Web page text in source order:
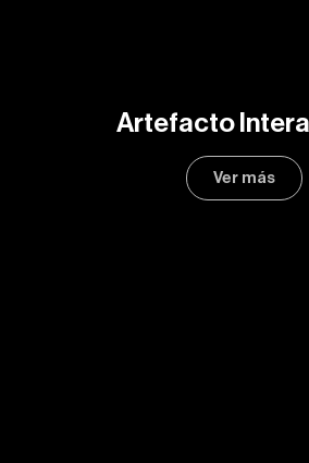
Artefacto
Ver más